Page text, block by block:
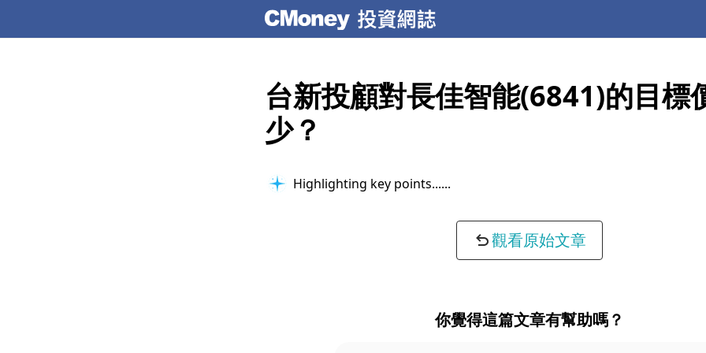
台新投顧對長佳智能(6841)的目標
少？
Highlighting key points...
觀看原始文章
你覺得這篇文章有幫助嗎？